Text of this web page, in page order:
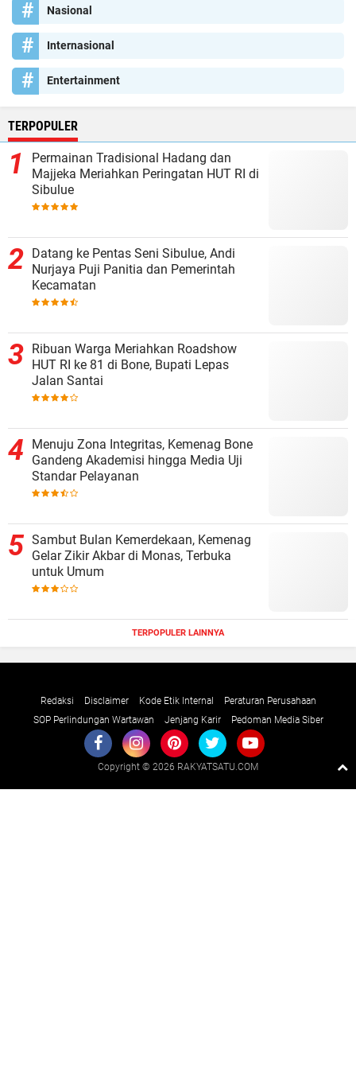
Nasional
Internasional
Entertainment
TERPOPULER
Permainan Tradisional Hadang dan
Majjeka Meriahkan Peringatan HUT RI di
Sibulue
Datang ke Pentas Seni Sibulue, Andi
Nurjaya Puji Panitia dan Pemerintah
Kecamatan
Ribuan Warga Meriahkan Roadshow
HUT RI ke 81 di Bone, Bupati Lepas
Jalan Santai
Menuju Zona Integritas, Kemenag Bone
Gandeng Akademisi hingga Media Uji
Standar Pelayanan
Sambut Bulan Kemerdekaan, Kemenag
Gelar Zikir Akbar di Monas, Terbuka
untuk Umum
TERPOPULER LAINNYA
Redaksi Disclaimer Kode Etik Internal
Peraturan Perusahaan
SOP Perlindungan Wartawan
Jenjang Karir Pedoman Media Siber
Copyright © 2026 RAKYATSATU.COM
Raushan